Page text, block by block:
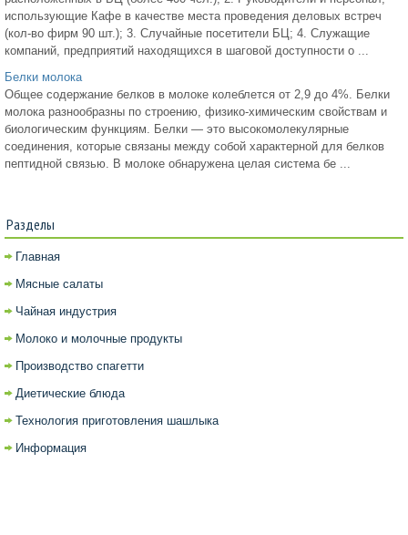
использующие Кафе в качестве места проведения деловых встреч
(кол-во фирм 90 шт.); 3. Случайные посетители БЦ; 4. Служащие
компаний, предприятий находящихся в шаговой доступности о ...
Белки молока
Общее содержание белков в молоке колеблется от 2,9 до 4%. Белки
молока разнообразны по строению, физико-химическим свойствам и
биологическим функциям. Белки — это высокомолекулярные
соединения, которые связаны между собой характерной для белков
пептидной связью. В молоке обнаружена целая система бе ...
Разделы
Главная
Мясные салаты
Чайная индустрия
Молоко и молочные продукты
Производство спагетти
Диетические блюда
Технология приготовления шашлыка
Информация